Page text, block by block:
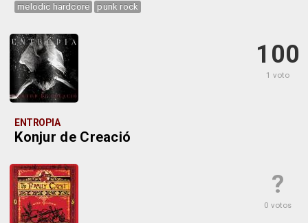
melodic hardcore punk rock
100
1 voto
ENTROPIA
Konjur de Creació
?
0 votos